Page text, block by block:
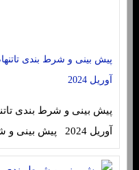
آوریل 2024
آوریل 2024 پیش بینی و شرط بندی…